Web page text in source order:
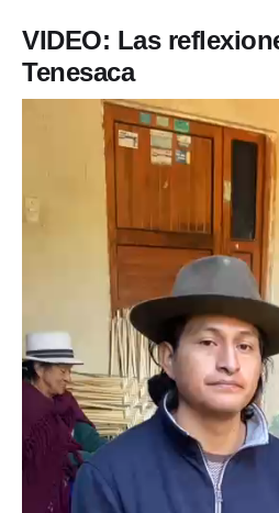
VIDEO: Las
Tenesaca